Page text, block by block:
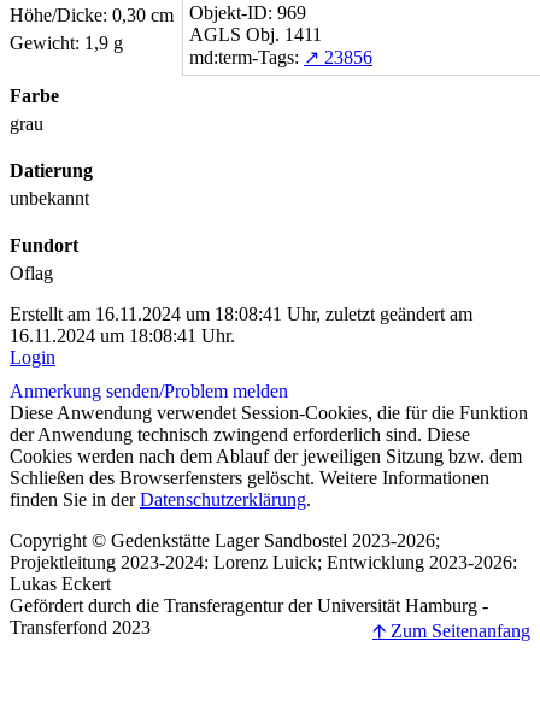
Höhe/Dicke: 0,30 cm
Gewicht: 1,9 g
Farbe
grau
Datierung
unbekannt
Objekt-ID: 969
AGLS Obj. 1411
md:term-Tags: ↗ 23856
Fundort
Oflag
Erstellt am 16.11.2024 um 18:08:41 Uhr, zuletzt geändert am
16.11.2024 um 18:08:41 Uhr.
Login
Anmerkung senden/Problem melden
Diese Anwendung verwendet Session-Cookies, die für die Funktion
der Anwendung technisch zwingend erforderlich sind. Diese
Cookies werden nach dem Ablauf der jeweiligen Sitzung bzw. dem
Schließen des Browserfensters gelöscht. Weitere Informationen
finden Sie in derDatenschutzerklärung.
Copyright © Gedenkstätte Lager Sandbostel 2023-2026;
Projektleitung 2023-2024: Lorenz Luick; Entwicklung 2023-2026:
Lukas Eckert
Gefördert durch die Transferagentur der Universität Hamburg -
Transferfond 2023
🡩 Zum Seitenanfang